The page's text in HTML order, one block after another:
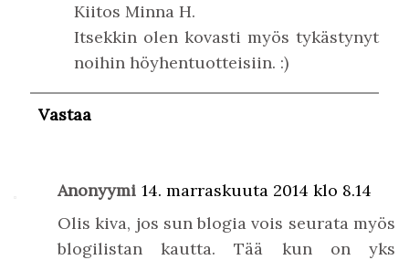
Kiitos Minna H.
Itsekkin olen kovasti myös tykästynyt
noihin höyhentuotteisiin. :)
Vastaa
Anonyymi 14. marraskuuta 2014 klo 8.14
Olis kiva, jos sun blogia vois seurata myös
blogilistan kautta. Tää kun on yks